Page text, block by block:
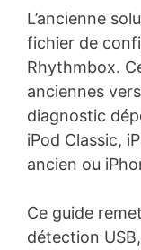
L’ancienne
fichier de
Rhythmbox.
anciennes
diagnostic
iPod Classic,
ancien ou
Ce guide
détection